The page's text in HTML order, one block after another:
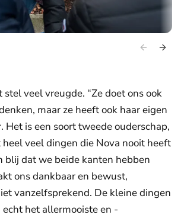
veel vreugde. “Ze doet ons ook
maar ze heeft ook haar eigen
Het is een soort tweede ouderschap,
veel dingen die Nova nooit heeft
blij dat we beide kanten hebben
ons dankbaar en bewust,
vanzelfsprekend. De kleine dingen
het allermooiste en -